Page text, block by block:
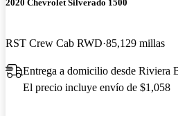
2020 Chevrolet Silverado 1500
RST Crew Cab RWD 85,129 millas
Entrega a domicilio desde Riviera
El precio incluye envío de $1,058